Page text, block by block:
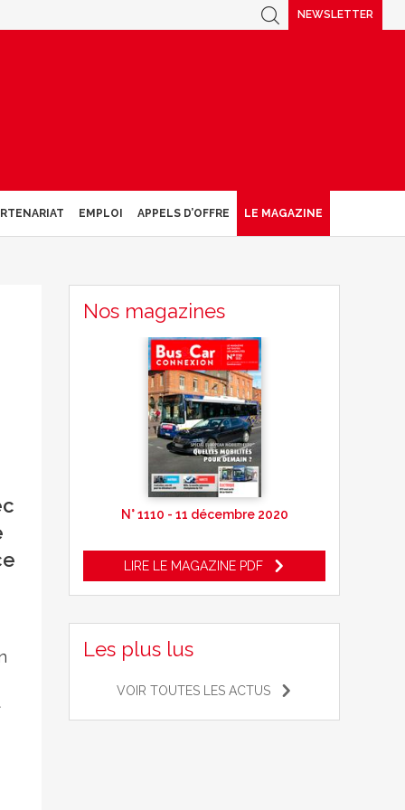
NEWSLETTER
EMPLOI APPELS D’OFFRE LE MAGAZINE
Nos magazines
N° 1110 - 11 décembre 2020
LIRE LE MAGAZINE PDF
Les plus lus
VOIR TOUTES LES ACTUS